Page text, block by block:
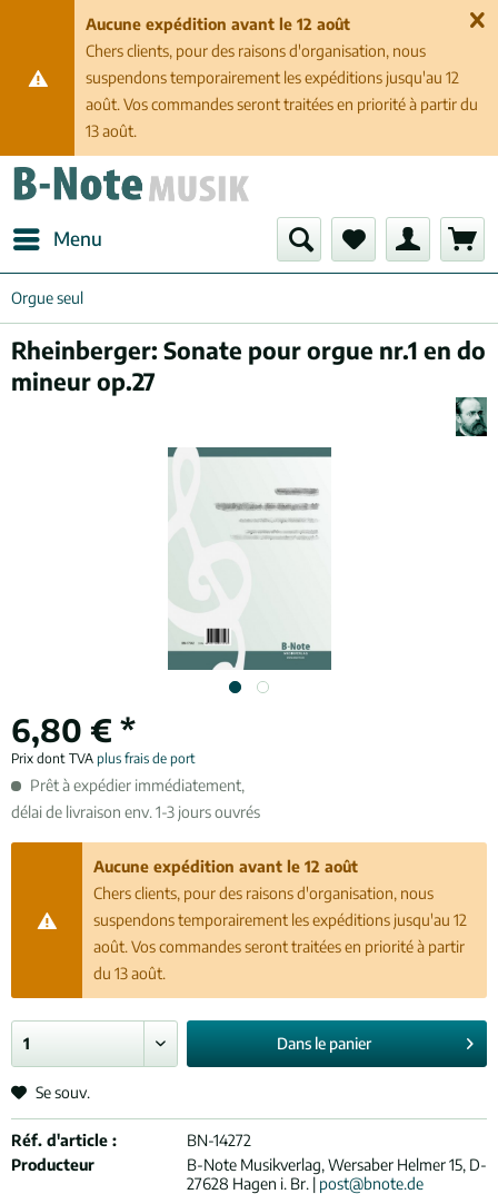
Aucune expédition avant le 12 août
Chers clients, pour des raisons d'organisation, nous
suspendons temporairement les expéditions jusqu'au 12
août. Vos commandes seront traitées en priorité à partir du
13 août.
Menu
Orgue seul
Rheinberger: Sonate pour orgue nr.1 en do
mineur op.27
6,80 € *
Prix dont TVA plus frais de port
Prêt à expédier immédiatement,
délai de livraison env. 1-3 jours ouvrés
Aucune expédition avant le 12 août
Chers clients, pour des raisons d'organisation, nous
suspendons temporairement les expéditions jusqu'au 12
août. Vos commandes seront traitées en priorité à partir
du 13 août.
Dans le panier
Se souv.
Réf. d'article :
BN-14272
Producteur
B-Note Musikverlag, Wersaber Helmer 15, D-
27628 Hagen i. Br. | post@bnote.de